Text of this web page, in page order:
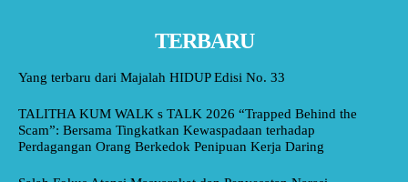
TERBARU
Yang terbaru dari Majalah HIDUP Edisi No. 33
TALITHA KUM WALK s TALK 2026 “Trapped Behind the
Scam”: Bersama Tingkatkan Kewaspadaan terhadap
Perdagangan Orang Berkedok Penipuan Kerja Daring